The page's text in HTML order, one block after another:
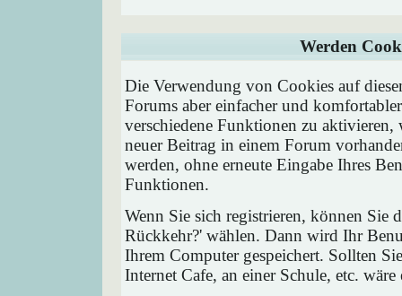
Werden
Die Verwendung von Cookies auf
Forums aber einfacher und
verschiedene Funktionen zu
neuer Beitrag in einem Forum
werden, ohne erneute Eingabe Ihres
Funktionen.
Wenn Sie sich registrieren, können Sie
Rückkehr?' wählen. Dann wird Ihr
Ihrem Computer gespeichert. Sollten
Internet Cafe, an einer Schule, etc.